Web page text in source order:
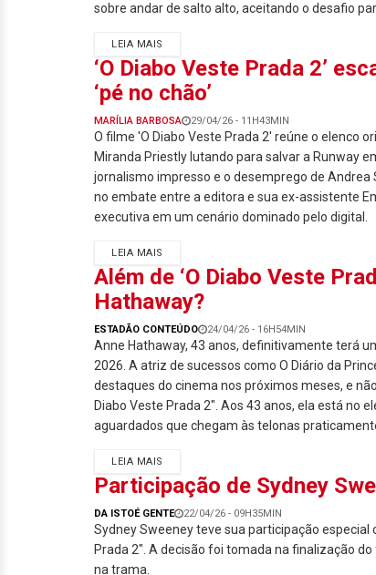
sobre andar de salto alto, aceitando o desafio
LEIA MAIS
‘O Diabo Veste Prada 2’
‘pé no chão’
MARÍLIA BARBOSA 29/04/26 - 11H43MIN
O filme 'O Diabo Veste Prada 2' reúne o elenco
Miranda Priestly lutando para salvar a Runway
jornalismo impresso e o desemprego de Andrea
no embate entre a editora e sua ex-assistente
executiva em um cenário dominado pelo digital.
LEIA MAIS
Além de ‘O Diabo Veste
Hathaway?
ESTADÃO CONTEÚDO 24/04/26 - 16H54MIN
Anne Hathaway, 43 anos, definitivamente terá
2026. A atriz de sucessos como O Diário da
destaques do cinema nos próximos meses, e
Diabo Veste Prada 2". Aos 43 anos, ela está no
aguardados que chegam às telonas
LEIA MAIS
Participação de Sydney
DA ISTOÉ GENTE 22/04/26 - 09H35MIN
Sydney Sweeney teve sua participação especial
Prada 2". A decisão foi tomada na finalização
na trama.